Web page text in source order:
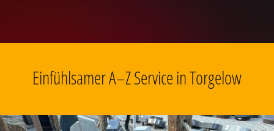
Einfühlsamer A–Z Service in Torgelow